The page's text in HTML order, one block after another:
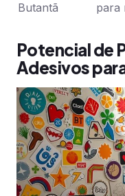
Butantã
para
Potencial de
Adesivos